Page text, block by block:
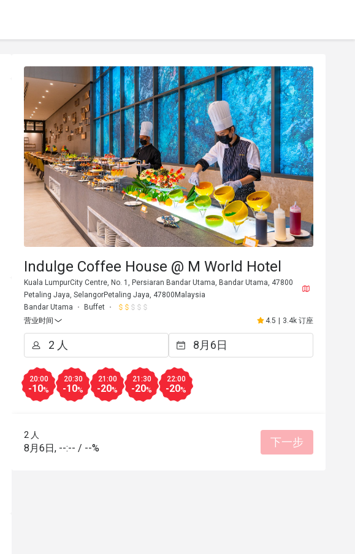
2026年6月29日
态度亲切 环境整洁
m******d
Good food
But with eatigo is more better Bec
Dikira ada international food
适合约会
Indulge Coffee House @ M World Hotel
Kuala LumpurCity Centre, No. 1, Persiaran Bandar Utama, Bandar Utama, 47800
Petaling Jaya, SelangorPetaling Jaya, 47800Malaysia
Bandar Utama
Buffet
营业时间
4.5 3.4k 订座
20:00
-10%
20:30
-10%
21:00
-20%
21:30
-20%
22:00
-20%
2 人
8月6日 , --:-- / --% 下一步